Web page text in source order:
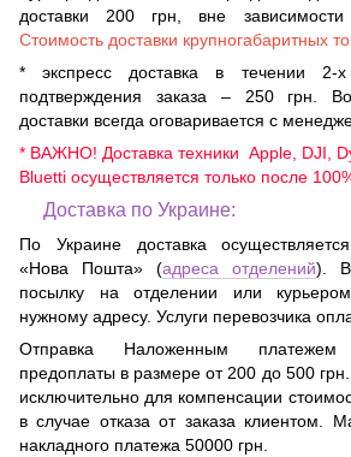
доставки 200 грн, вне
Стоимость доставки крупногабаритных
* экспресс доставка в течении 2-
подтверждения заказа – 250 грн.
доставки всегда оговаривается с
* ВАЖНО! Доставка техники Apple, DJI,
Bluetti осуществляется только после
Доставка по Украине:
По Украине доставка
«Нова Пошта» (адреса отделений).
посылку на отделении или
нужному адресу. Услуги перевозчика
Отправка Наложенным
предоплаты в размере от 200 до 500
исключительно для компенсации
в случае отказа от заказа клиентом.
накладного платежа 50000 грн.